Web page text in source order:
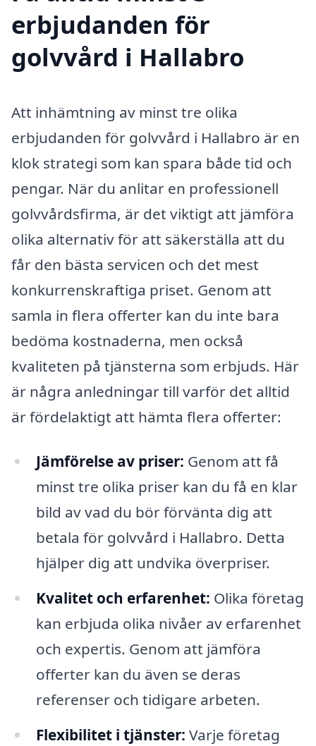
erbjudanden för
golvvård i Hallabro
Att inhämtning av minst tre olika
erbjudanden för golvvård i Hallabro är en
klok strategi som kan spara både tid och
pengar. När du anlitar en professionell
golvvårdsfirma, är det viktigt att jämföra
olika alternativ för att säkerställa att du
får den bästa servicen och det mest
konkurrenskraftiga priset. Genom att
samla in flera offerter kan du inte bara
bedöma kostnaderna, men också
kvaliteten på tjänsterna som erbjuds. Här
är några anledningar till varför det alltid
är fördelaktigt att hämta flera offerter:
Jämförelse av priser: Genom att få
minst tre olika priser kan du få en klar
bild av vad du bör förvänta dig att
betala för golvvård i Hallabro. Detta
hjälper dig att undvika överpriser.
Kvalitet och erfarenhet: Olika företag
kan erbjuda olika nivåer av erfarenhet
och expertis. Genom att jämföra
offerter kan du även se deras
referenser och tidigare arbeten.
Flexibilitet i tjänster: Varje företag